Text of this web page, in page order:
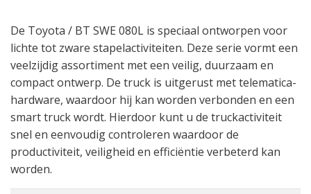
De Toyota / BT SWE 080L is speciaal ontworpen voor
lichte tot zware stapelactiviteiten. Deze serie vormt een
veelzijdig assortiment met een veilig, duurzaam en
compact ontwerp. De truck is uitgerust met telematica-
hardware, waardoor hij kan worden verbonden en een
smart truck wordt. Hierdoor kunt u de truckactiviteit
snel en eenvoudig controleren waardoor de
productiviteit, veiligheid en efficiëntie verbeterd kan
worden.